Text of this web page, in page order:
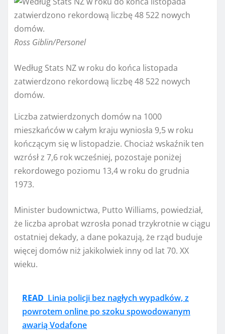
Ross Giblin/Personel
Według Stats NZ w roku do końca listopada
zatwierdzono rekordową liczbę 48 522 nowych
domów.
Liczba zatwierdzonych domów na 1000
mieszkańców w całym kraju wyniosła 9,5 w roku
kończącym się w listopadzie. Chociaż wskaźnik ten
wzrósł z 7,6 rok wcześniej, pozostaje poniżej
rekordowego poziomu 13,4 w roku do grudnia
1973.
Minister budownictwa, Putto Williams, powiedział,
że liczba aprobat wzrosła ponad trzykrotnie w ciągu
ostatniej dekady, a dane pokazują, że rząd buduje
więcej domów niż jakikolwiek inny od lat 70. XX
wieku.
READ Linia policji bez nagłych wypadków, z
powrotem online po szoku spowodowanym
awarią Vodafone